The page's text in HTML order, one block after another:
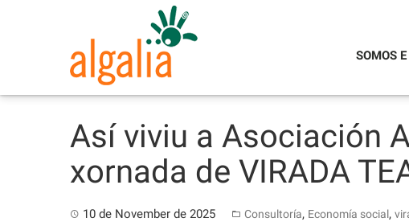
SOMOS
Así viviu a Asociación
xornada de VIRADA
10 de November de 2025 Consultoría, Economía social,